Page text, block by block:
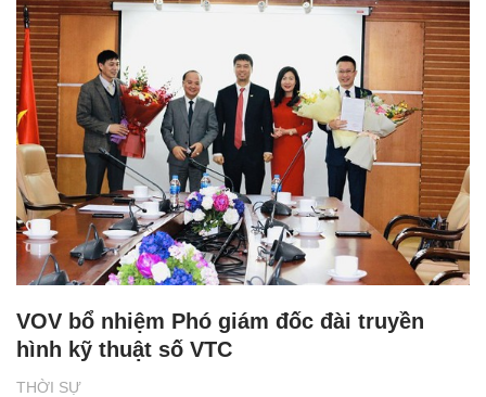
THỜI SỰ
VOV bổ nhiệm Phó giám đốc đài truyền
hình kỹ thuật số VTC